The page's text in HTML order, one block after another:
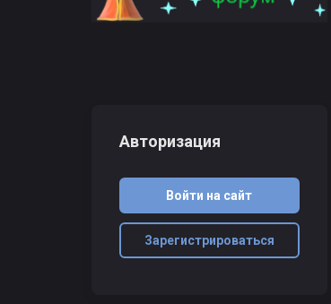
Авторизация
Войти на сайт
Зарегистрироваться